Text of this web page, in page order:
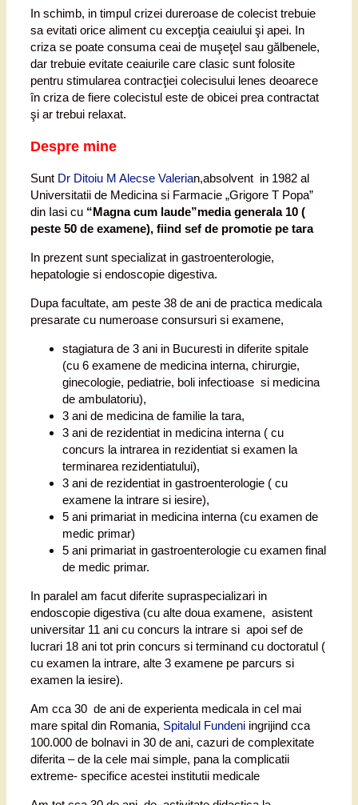
In schimb, in timpul crizei dureroase de colecist trebuie
sa evitati orice aliment cu excepţia ceaiului şi apei. In
criza se poate consuma ceai de muşeţel sau gălbenele,
dar trebuie evitate ceaiurile care clasic sunt folosite
pentru stimularea contracţiei colecisului lenes deoarece
în criza de fiere colecistul este de obicei prea contractat
şi ar trebui relaxat.
Despre mine
Sunt Dr Ditoiu M Alecse Valerian,absolvent in 1982 al
Universitatii de Medicina si Farmacie „Grigore T Popa”
din Iasi cu “Magna cum laude”media generala 10 (
peste 50 de examene), fiind sef de promotie pe tara
In prezent sunt specializat in gastroenterologie,
hepatologie si endoscopie digestiva.
Dupa facultate, am peste 38 de ani de practica medicala
presarate cu numeroase consursuri si examene,
stagiatura de 3 ani in Bucuresti in diferite spitale
(cu 6 examene de medicina interna, chirurgie,
ginecologie, pediatrie, boli infectioase si medicina
de ambulatoriu),
3 ani de medicina de familie la tara,
3 ani de rezidentiat in medicina interna ( cu
concurs la intrarea in rezidentiat si examen la
terminarea rezidentiatului),
3 ani de rezidentiat in gastroenterologie ( cu
examene la intrare si iesire),
5 ani primariat in medicina interna (cu examen de
medic primar)
5 ani primariat in gastroenterologie cu examen final
de medic primar.
In paralel am facut diferite supraspecializari in
endoscopie digestiva (cu alte doua examene, asistent
universitar 11 ani cu concurs la intrare si apoi sef de
lucrari 18 ani tot prin concurs si terminand cu doctoratul (
cu examen la intrare, alte 3 examene pe parcurs si
examen la iesire).
Am cca 30 de ani de experienta medicala in cel mai
mare spital din Romania, Spitalul Fundeni ingrijind cca
100.000 de bolnavi in 30 de ani, cazuri de complexitate
diferita – de la cele mai simple, pana la complicatii
extreme- specifice acestei institutii medicale